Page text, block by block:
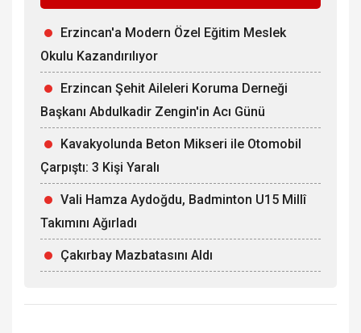
Erzincan'a Modern Özel Eğitim Meslek
Okulu Kazandırılıyor
Erzincan Şehit Aileleri Koruma Derneği
Başkanı Abdulkadir Zengin'in Acı Günü
Kavakyolunda Beton Mikseri ile Otomobil
Çarpıştı: 3 Kişi Yaralı
Vali Hamza Aydoğdu, Badminton U15 Millî
Takımını Ağırladı
Çakırbay Mazbatasını Aldı